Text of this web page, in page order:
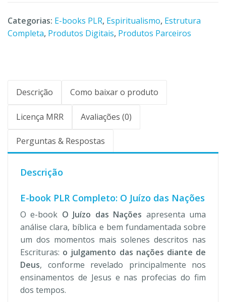
Categorias: E-books PLR, Espiritualismo, Estrutura
Completa, Produtos Digitais, Produtos Parceiros
Descrição Como baixar o produto
Licença MRR Avaliações (0)
Perguntas & Respostas
Descrição
E-book PLR Completo: O Juízo das Nações
O e-book O Juízo das Nações apresenta uma
análise clara, bíblica e bem fundamentada sobre
um dos momentos mais solenes descritos nas
Escrituras: o julgamento das nações diante de
Deus, conforme revelado principalmente nos
ensinamentos de Jesus e nas profecias do fim
dos tempos.